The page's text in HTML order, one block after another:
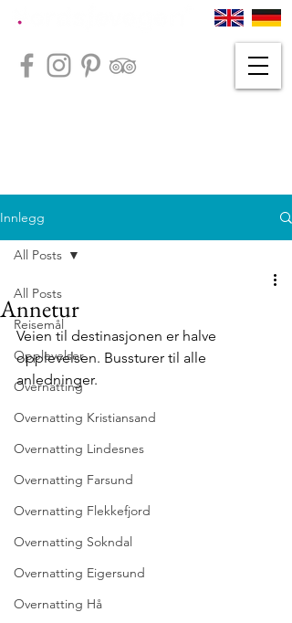
Innlegg
All Posts
Reisemål
Opplevelser
Overnatting
Overnatting Kristiansand
Overnatting Lindesnes
Overnatting Farsund
Overnatting Flekkefjord
Overnatting Sokndal
Overnatting Eigersund
Overnatting Hå
All Posts
Annetur
Veien til destinasjonen er halve
opplevelsen. Bussturer til alle
anledninger.